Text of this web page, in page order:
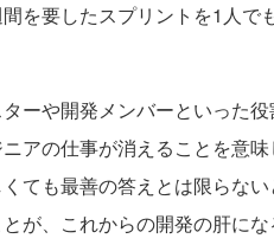
を要したスプリントを1人で
ーや開発メンバーといった
アの仕事が消えることを意
ても最善の答えとは限らな
が、これからの開発の肝にな